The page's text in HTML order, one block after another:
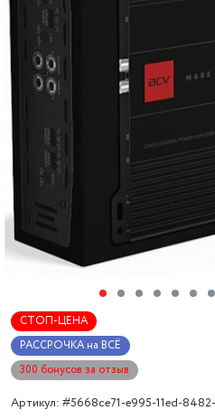
СТОП-ЦЕНА
РАССРОЧКА на ВСЁ
300 бонусов за отзыв
Артикул: #5668ce71-e995-11ed-